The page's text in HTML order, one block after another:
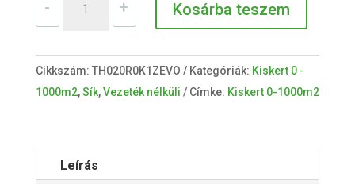
- + Kosárba teszem
Cikkszám: TH020R0K1ZEVO Kategóriák: Kiskert 0 -
1000m2,Sík,Vezeték nélküli Címke: Kiskert 0-1000m2
Leírás